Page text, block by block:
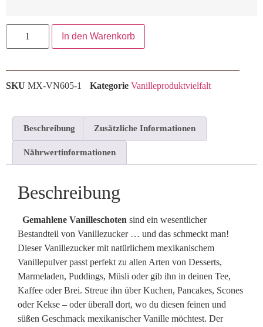
In den Warenkorb
SKU MX-VN605-1 Kategorie Vanilleproduktvielfalt
Beschreibung Zusätzliche Informationen
Nährwertinformationen
Beschreibung
Gemahlene Vanilleschoten sind ein wesentlicher
Bestandteil von Vanillezucker … und das schmeckt man!
Dieser Vanillezucker mit natürlichem mexikanischem
Vanillepulver passt perfekt zu allen Arten von Desserts,
Marmeladen, Puddings, Müsli oder gib ihn in deinen Tee,
Kaffee oder Brei. Streue ihn über Kuchen, Pancakes, Scones
oder Kekse – oder überall dort, wo du diesen feinen und
süßen Geschmack mexikanischer Vanille möchtest. Der